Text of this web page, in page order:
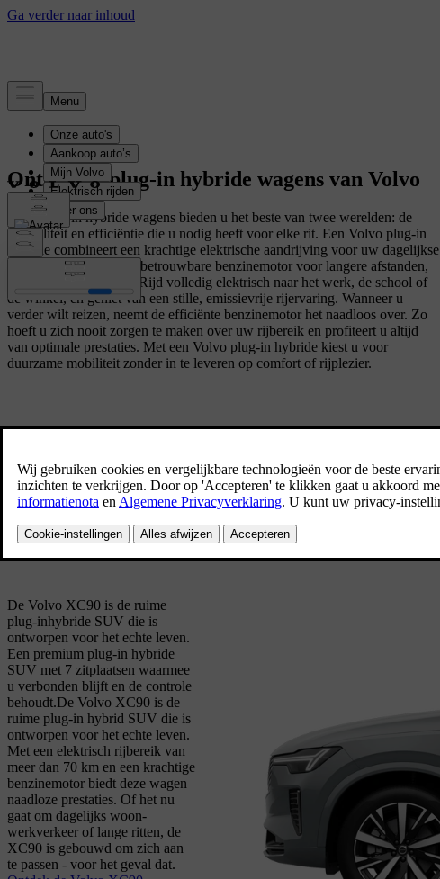
Ontdek de plug-in hybride wagens van Volvo
Onze plug-in hybride wagens bieden u het beste van twee werelden: de
flexibiliteit en efficiëntie die u nodig heeft voor elke rit. Een Volvo plug-in
hybride combineert een krachtige elektrische aandrijving voor uw dagelijkse
verplaatsingen met een betrouwbare benzinemotor voor langere afstanden,
zonder compromissen. Rijd volledig elektrisch naar het werk, de school of
de winkel, en geniet van een stille, emissievrije rijervaring. Wanneer u
verder wilt reizen, neemt de efficiënte benzinemotor het naadloos over. Zo
hoeft u zich nooit zorgen te maken over uw rijbereik en profiteert u altijd
van optimale prestaties. Met een Volvo plug-in hybride kiest u voor
duurzame mobiliteit zonder in te leveren op comfort of rijplezier.
Alle( 3) SUV( 2) Break(1)
XC90Ruime SUV
De Volvo XC90 is de ruime
plug-inhybride SUV die is
ontworpen voor het echte leven.
Een premium plug-in hybride
SUV met 7 zitplaatsen waarmee
u verbonden blijft en de controle
behoudt.De Volvo XC90 is de
ruime plug-in hybrid SUV die is
ontworpen voor het echte leven.
Met een elektrisch rijbereik van
meer dan 70 km en een krachtige
benzinemotor biedt deze wagen
naadloze prestaties. Of het nu
gaat om dagelijks woon-
werkverkeer of lange ritten, de
XC90 is gebouwd om zich aan
te passen - voor het geval dat.